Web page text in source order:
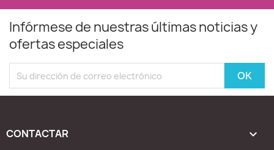
Infórmese de nuestras últimas noticias y
ofertas especiales
CONTACTAR 